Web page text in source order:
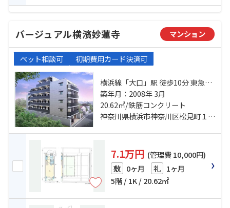
バージュアル横濱妙蓮寺 マンション
ペット相談可 初期費用カード決済可
横浜線「大口」駅 徒歩10分 東急東
横線「妙蓮寺」駅 徒歩12分 東急東
横線「白楽」駅 徒歩23分
築年月：2008年 3月
20.62㎡/鉄筋コンクリート
神奈川県横浜市神奈川区松見町１丁目
7.1万円 (管理費 10,000円)
敷 0ヶ月 礼 1ヶ月
5階 / 1K / 20.62㎡